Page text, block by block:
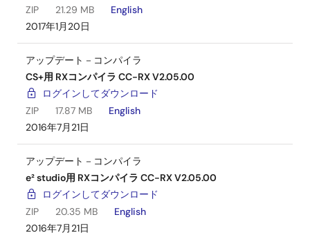
ZIP
21.29 MB
English
2017年1月20日
アップデート－コンパイラ
CS+用 RXコンパイラ CC-RX V2.05.00
ログインしてダウンロード
ZIP
17.87 MB
English
2016年7月21日
アップデート－コンパイラ
e² studio用 RXコンパイラ CC-RX V2.05.00
ログインしてダウンロード
ZIP
20.35 MB
English
2016年7月21日